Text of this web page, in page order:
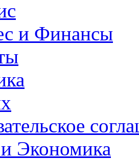
и Финансы
Экономика